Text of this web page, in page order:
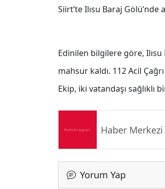
Siirt’te Ilısu Baraj
Edinilen bilgilere göre,
mahsur kaldı. 112 Acil
Ekip, iki vatandaşı sağlıklı
Haber Merkezi
Yorum Yap